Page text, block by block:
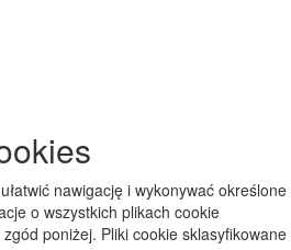
nawigację i wykonywać określone
o wszystkich plikach cookie
poniżej. Pliki cookie sklasyfikowane